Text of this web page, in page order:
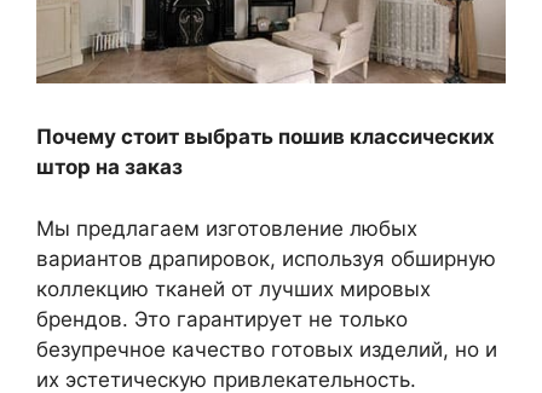
Почему стоит выбрать пошив классических
штор на заказ
Мы предлагаем изготовление любых
вариантов драпировок, используя обширную
коллекцию тканей от лучших мировых
брендов. Это гарантирует не только
безупречное качество готовых изделий, но и
их эстетическую привлекательность.